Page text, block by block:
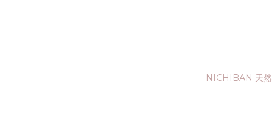
NICHIBAN 天